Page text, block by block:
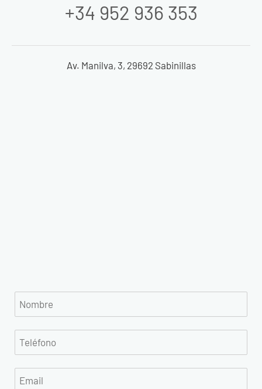
+34 952 936 353
Av. Manilva, 3, 29692 Sabinillas